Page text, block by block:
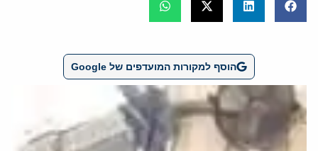
הוסף למקורות המועדפים של Google